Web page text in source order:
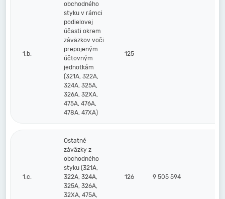
1.b.
obchodného
styku v rámci
podielovej
účasti okrem
záväzkov voči
prepojeným
účtovným
jednotkám
(321A, 322A,
324A, 325A,
326A, 32XA,
475A, 476A,
478A, 47XA)
125
1.c.
Ostatné
záväzky z
obchodného
styku (321A,
322A, 324A,
325A, 326A,
32XA, 475A,
126 9 505 594